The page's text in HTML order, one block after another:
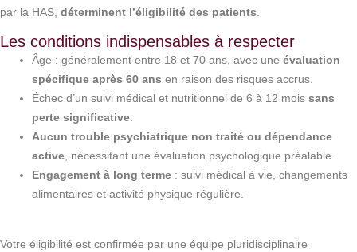
par la HAS, déterminent l’éligibilité des patients
Les conditions indispensables à respecter
Âge : généralement entre 18 et 70 ans, avec une évaluation
spécifique après 60 ans en raison des risques accrus.
Échec d’un suivi médical et nutritionnel de 6 à 12 mois sans
perte significative.
Aucun trouble psychiatrique non traité ou dépendance
active, nécessitant une évaluation psychologique préalable.
Engagement à long terme : suivi médical à vie, changements
alimentaires et activité physique régulière.
Votre éligibilité est confirmée par une équipe pluridisciplinaire